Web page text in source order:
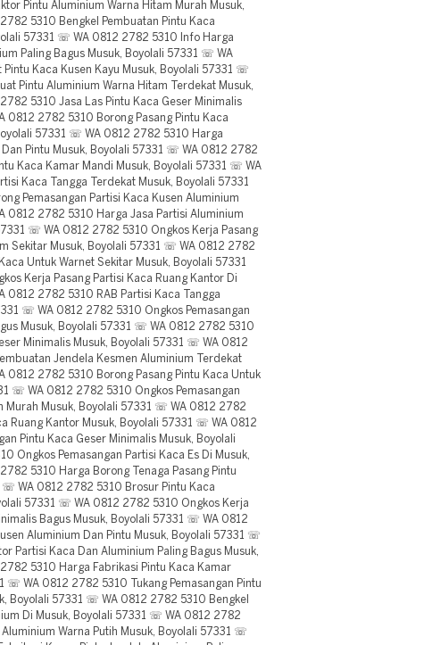
Pintu Aluminium Warna Hitam Murah Musuk,
5310 Bengkel Pembuatan Pintu Kaca
57331 ☏ WA 0812 2782 5310 Info Harga
Paling Bagus Musuk, Boyolali 57331 ☏ WA
Kaca Kusen Kayu Musuk, Boyolali 57331 ☏
Pintu Aluminium Warna Hitam Terdekat Musuk,
5310 Jasa Las Pintu Kaca Geser Minimalis
0812 2782 5310 Borong Pasang Pintu Kaca
57331 ☏ WA 0812 2782 5310 Harga
Pintu Musuk, Boyolali 57331 ☏ WA 0812 2782
Kaca Kamar Mandi Musuk, Boyolali 57331 ☏ WA
Kaca Tangga Terdekat Musuk, Boyolali 57331
Pemasangan Partisi Kaca Kusen Aluminium
0812 2782 5310 Harga Jasa Partisi Aluminium
☏ WA 0812 2782 5310 Ongkos Kerja Pasang
Sekitar Musuk, Boyolali 57331 ☏ WA 0812 2782
Untuk Warnet Sekitar Musuk, Boyolali 57331
Kerja Pasang Partisi Kaca Ruang Kantor Di
0812 2782 5310 RAB Partisi Kaca Tangga
☏ WA 0812 2782 5310 Ongkos Pemasangan
Musuk, Boyolali 57331 ☏ WA 0812 2782 5310
Minimalis Musuk, Boyolali 57331 ☏ WA 0812
Jendela Kesmen Aluminium Terdekat
0812 2782 5310 Borong Pasang Pintu Kaca Untuk
☏ WA 0812 2782 5310 Ongkos Pemasangan
Murah Musuk, Boyolali 57331 ☏ WA 0812 2782
Ruang Kantor Musuk, Boyolali 57331 ☏ WA 0812
Pintu Kaca Geser Minimalis Musuk, Boyolali
Ongkos Pemasangan Partisi Kaca Es Di Musuk,
5310 Harga Borong Tenaga Pasang Pintu
☏ WA 0812 2782 5310 Brosur Pintu Kaca
57331 ☏ WA 0812 2782 5310 Ongkos Kerja
Bagus Musuk, Boyolali 57331 ☏ WA 0812
Aluminium Dan Pintu Musuk, Boyolali 57331 ☏
Partisi Kaca Dan Aluminium Paling Bagus Musuk,
5310 Harga Fabrikasi Pintu Kaca Kamar
☏ WA 0812 2782 5310 Tukang Pemasangan Pintu
Boyolali 57331 ☏ WA 0812 2782 5310 Bengkel
Di Musuk, Boyolali 57331 ☏ WA 0812 2782
Warna Putih Musuk, Boyolali 57331 ☏